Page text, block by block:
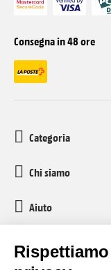
Consegna in 48 ore
Categoria
Chi siamo
Aiuto